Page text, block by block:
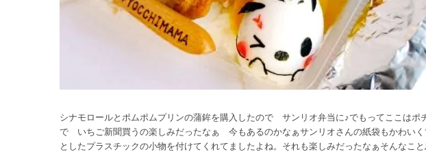
シナモロールとポムポムプリンの蒲鉾を購入したので サンリオ弁当に♪でもってここはポ
で いちご新聞買うの楽しみだったなぁ 今もあるのかなぁサンリオさんの紙袋もかわい
としたプラスチックの小物を付けてくれてましたよね。それも楽しみだったなぁそんな